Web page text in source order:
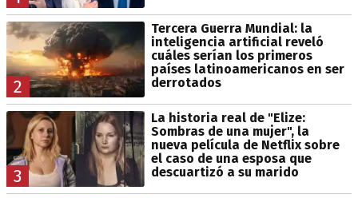
2
Tercera Guerra Mundial: la
inteligencia artificial reveló
cuáles serían los primeros
países latinoamericanos en ser
derrotados
3
La historia real de "Elize:
Sombras de una mujer", la
nueva película de Netflix sobre
el caso de una esposa que
descuartizó a su marido